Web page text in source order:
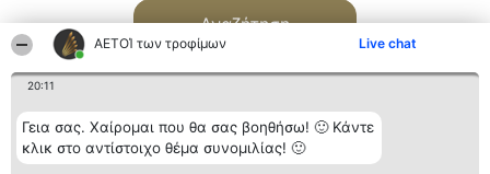
ΑΕΤΟΊ των τροφίμων Live chat
20:11
Γεια σας. Χαίρομαι που θα σας βοηθήσω! 🙂 Κάντε
κλικ στο αντίστοιχο θέμα συνομιλίας! 🙂
Αναζήτηση